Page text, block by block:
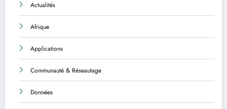
Actualités
Afrique
Applications
Communauté & Réseautage
Données